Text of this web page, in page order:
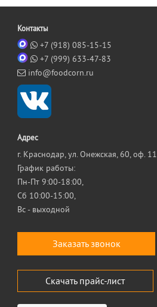
Контакты
+7 (918) 085-15-15
+7 (999) 633-47-83
info@foodcorn.ru
Адрес
г. Краснодар, ул. Онежская, 60, оф. 11
График работы:
Пн-Пт 9:00-18:00,
Сб 10:00-15:00,
Вс - выходной
Заказать звонок
Скачать прайс-лист